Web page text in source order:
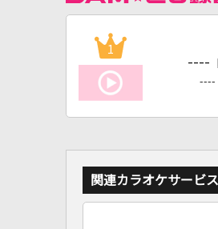
1
----
----
関連カラオケサービス